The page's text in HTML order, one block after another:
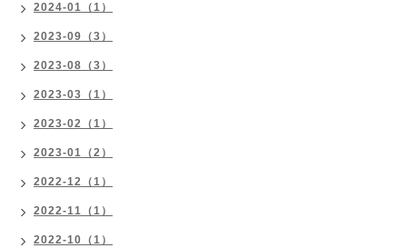
2024-01（1）
2023-09（3）
2023-08（3）
2023-03（1）
2023-02（1）
2023-01（2）
2022-12（1）
2022-11（1）
2022-10（1）